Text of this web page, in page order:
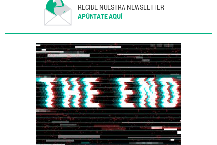
RECIBE NUESTRA NEWSLETTER
APÚNTATE AQUÍ